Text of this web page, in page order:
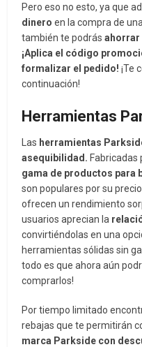
Pero eso no esto, ya que
dinero en la compra de
también te podrásahorrar
¡Aplica el código
formalizar el pedido! ¡Te
continuación!
Herramientas
Las herramientas
asequibilidad. Fabricadas
gama de productos para
son populares por su
ofrecen un rendimiento
usuarios aprecian la
convirtiéndolas en una
herramientas sólidas sin
todo es que ahora aún
comprarlos!
Por tiempo limitado
rebajas que te permitirán
marca Parkside con